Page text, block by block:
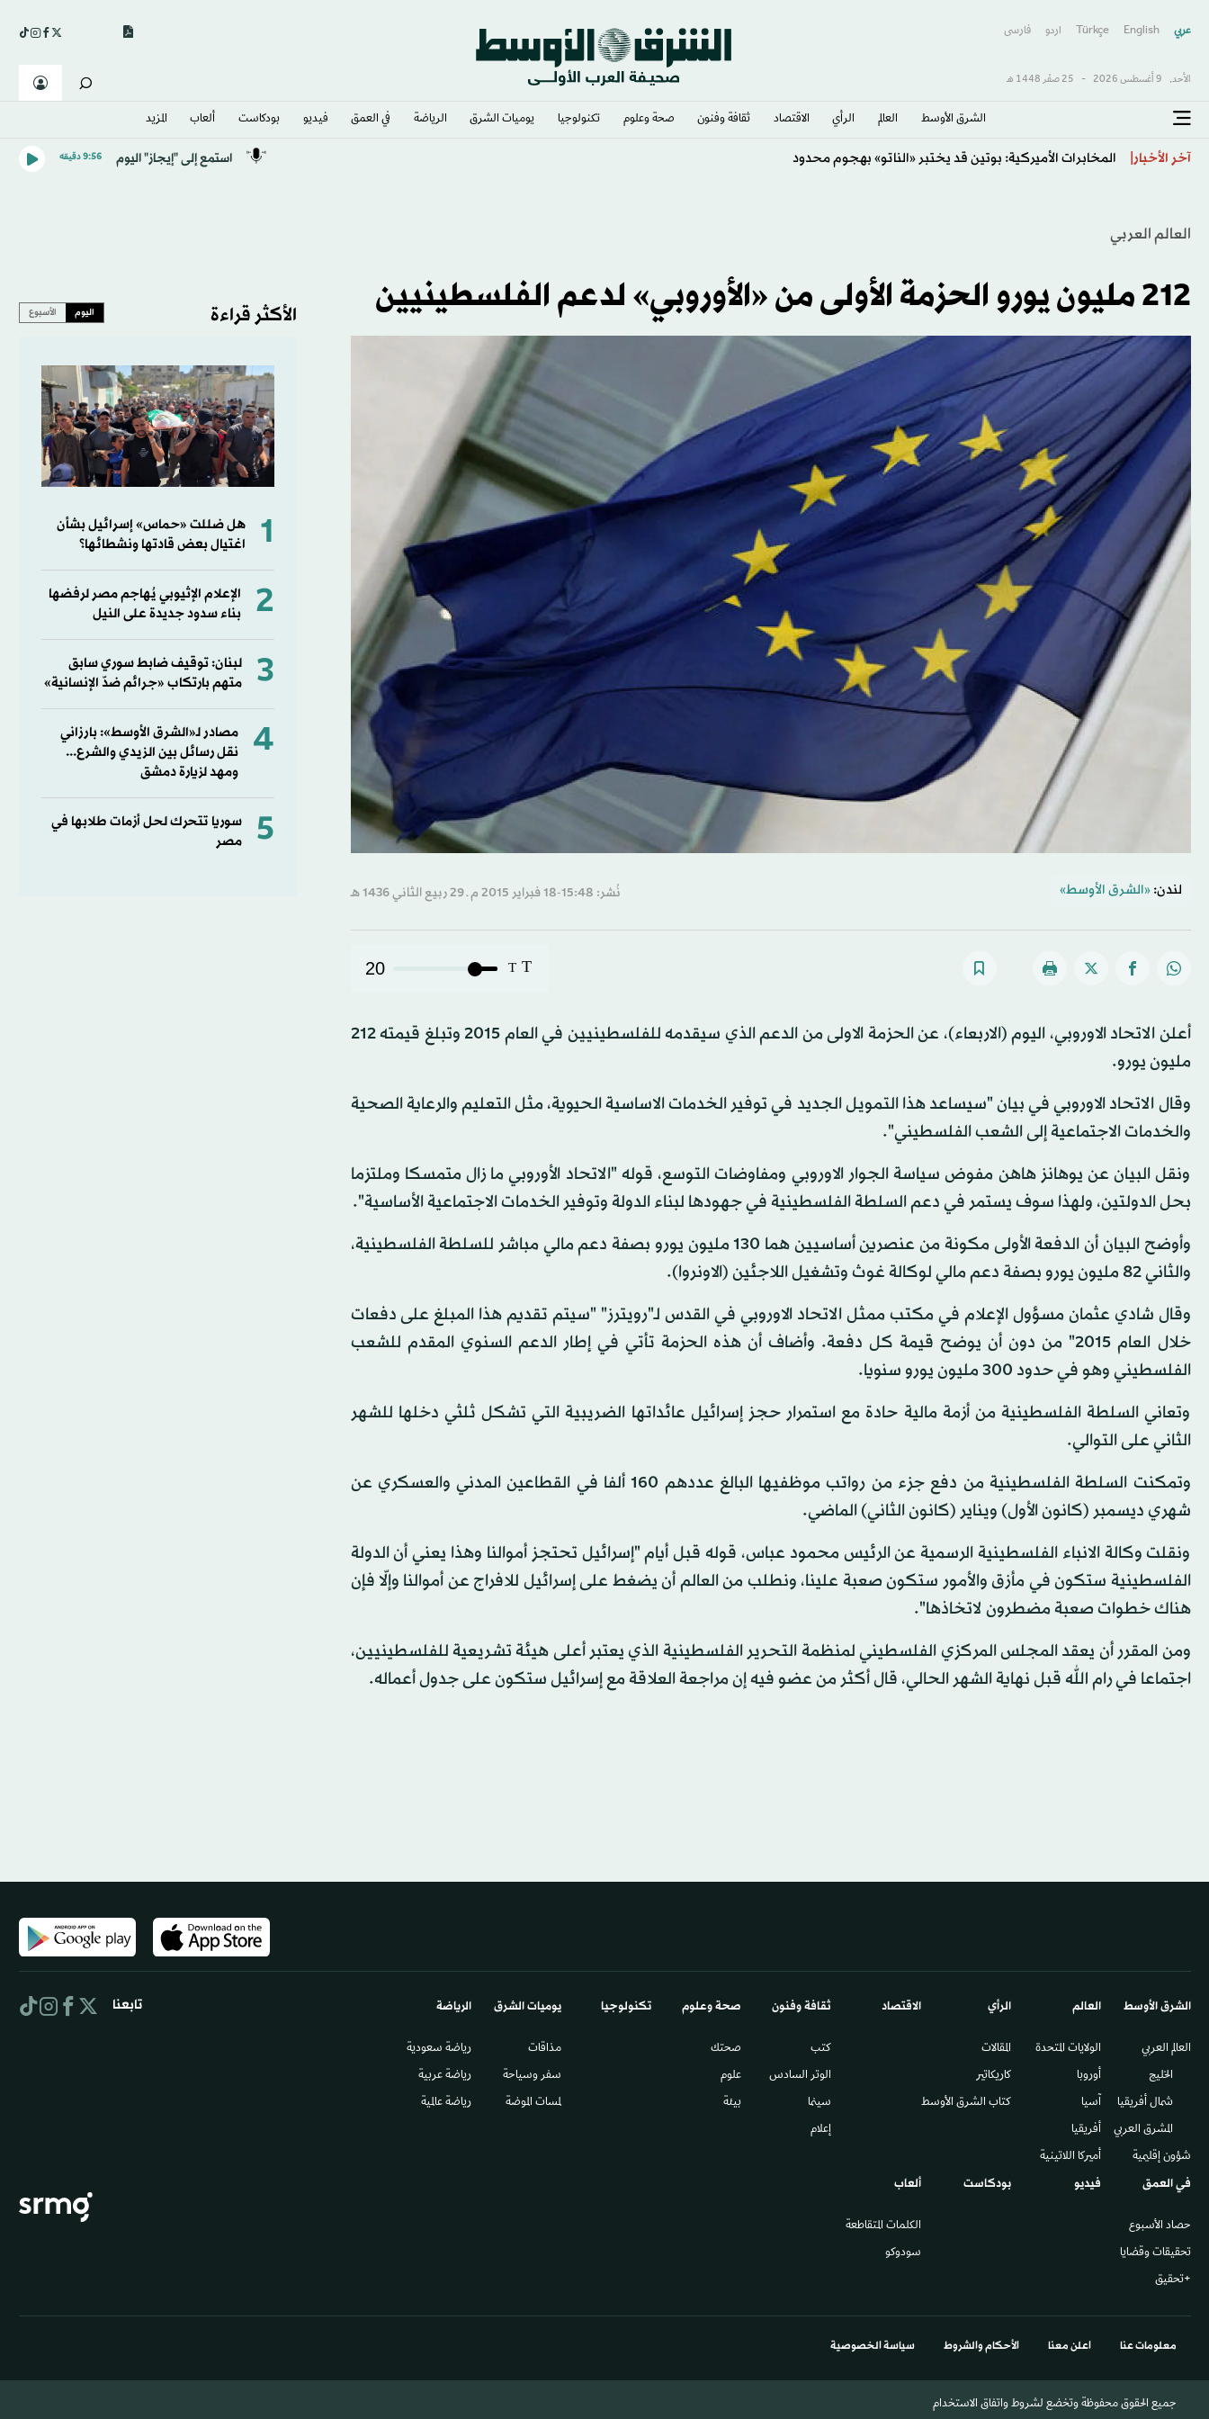
عربي English
Türkçe اردو فارسى
الأحد, 9 أغسطس 2026 - 25 صفَر 1448 هـ
الشرق الأوسط​ العالم الرأي الاقتصاد ثقافة وفنون صحة وعلوم تكنولوجيا يوميات الشرق​ الرياضة في العمق فيديو بودكاست ألعاب المزيد
آخر الأخبار استمع إلى "إيجاز" اليوم 9:56 دقيقه
العالم العربي
212 مليون يورو الحزمة الأولى من «الأوروبي» لدعم الفلسطينيين
لندن: «الشرق الأوسط» نُشر: 15:48-18 فبراير 2015 م ـ 29 ربيع الثاني 1436 هـ
T
T
20
أعلن الاتحاد الاوروبي، اليوم (الاربعاء)، عن الحزمة الاولى من الدعم الذي سيقدمه للفلسطينيين في العام 2015 وتبلغ قيمته 212
مليون يورو.
وقال الاتحاد الاوروبي في بيان "سيساعد هذا التمويل الجديد في توفير الخدمات الاساسية الحيوية، مثل التعليم والرعاية الصحية
والخدمات الاجتماعية إلى الشعب الفلسطيني".
ونقل البيان عن يوهانز هاهن مفوض سياسة الجوار الاوروبي ومفاوضات التوسع، قوله "الاتحاد الأوروبي ما زال متمسكا وملتزما
بحل الدولتين، ولهذا سوف يستمر في دعم السلطة الفلسطينية في جهودها لبناء الدولة وتوفير الخدمات الاجتماعية الأساسية".
وأوضح البيان أن الدفعة الأولى مكونة من عنصرين أساسيين هما 130 مليون يورو بصفة دعم مالي مباشر للسلطة الفلسطينية،
والثاني 82 مليون يورو بصفة دعم مالي لوكالة غوث وتشغيل اللاجئين (الاونروا).
وقال شادي عثمان مسؤول الإعلام في مكتب ممثل الاتحاد الاوروبي في القدس لـ"رويترز" "سيتم تقديم هذا المبلغ على دفعات
خلال العام 2015" من دون أن يوضح قيمة كل دفعة. وأضاف أن هذه الحزمة تأتي في إطار الدعم السنوي المقدم للشعب
الفلسطيني وهو في حدود 300 مليون يورو سنويا.
وتعاني السلطة الفلسطينية من أزمة مالية حادة مع استمرار حجز إسرائيل عائداتها الضريبية التي تشكل ثلثي دخلها للشهر
الثاني على التوالي.
وتمكنت السلطة الفلسطينية من دفع جزء من رواتب موظفيها البالغ عددهم 160 ألفا في القطاعين المدني والعسكري عن
شهري ديسمبر (كانون الأول) ويناير (كانون الثاني) الماضي.
ونقلت وكالة الانباء الفلسطينية الرسمية عن الرئيس محمود عباس، قوله قبل أيام "إسرائيل تحتجز أموالنا وهذا يعني أن الدولة
الفلسطينية ستكون في مأزق والأمور ستكون صعبة علينا، ونطلب من العالم أن يضغط على إسرائيل للافراج عن أموالنا وإلّا فإن
هناك خطوات صعبة مضطرون لاتخاذها".
ومن المقرر أن يعقد المجلس المركزي الفلسطيني لمنظمة التحرير الفلسطينية الذي يعتبر أعلى هيئة تشريعية للفلسطينيين،
اجتماعا في رام الله قبل نهاية الشهر الحالي، قال أكثر من عضو فيه إن مراجعة العلاقة مع إسرائيل ستكون على جدول أعماله.
الأكثر قراءة اليوم الأسبوع
1
هل ضللت «حماس» إسرائيل بشأن
اغتيال بعض قادتها ونشطائها؟
2
الإعلام الإثيوبي يُهاجم مصر لرفضها
بناء سدود جديدة على النيل
3
لبنان: توقيف ضابط سوري سابق
متهم بارتكاب «جرائم ضدّ الإنسانية»
4
مصادر لـ«الشرق الأوسط»: بارزاني
نقل رسائل بين الزيدي والشرع...
ومهد لزيارة دمشق
5
سوريا تتحرك لحل أزمات طلابها في
مصر
الشرق الأوسط​
العالم العربي
الخليج
شمال أفريقيا
المشرق العربي
شؤون إقليمية
العالم
الولايات المتحدة
أوروبا
آسيا
أفريقيا
أميركا اللاتينية
الرأي
المقالات
كاريكاتير
كتاب الشرق الأوسط
الاقتصاد ثقافة وفنون
كتب
الوتر السادس​
سينما
إعلام
صحة وعلوم
صحتك
علوم
بيئة
تكنولوجيا يوميات الشرق​
مذاقات
سفر وسياحة
لمسات الموضة
الرياضة
رياضة سعودية
رياضة عربية
رياضة عالمية
في العمق
حصاد الأسبوع
تحقيقات وقضايا
+تحقيق
فيديو بودكاست ألعاب
الكلمات المتقاطعة
سودوكو
تابعنا
معلومات عنا اعلن معنا الأحكام والشروط سياسة الخصوصية
جميع الحقوق محفوظة وتخضع لشروط واتفاق الاستخدام